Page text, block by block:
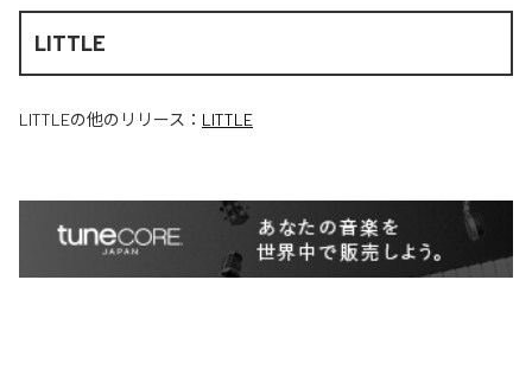
LITTLE
LITTLEの他のリリース： LITTLE